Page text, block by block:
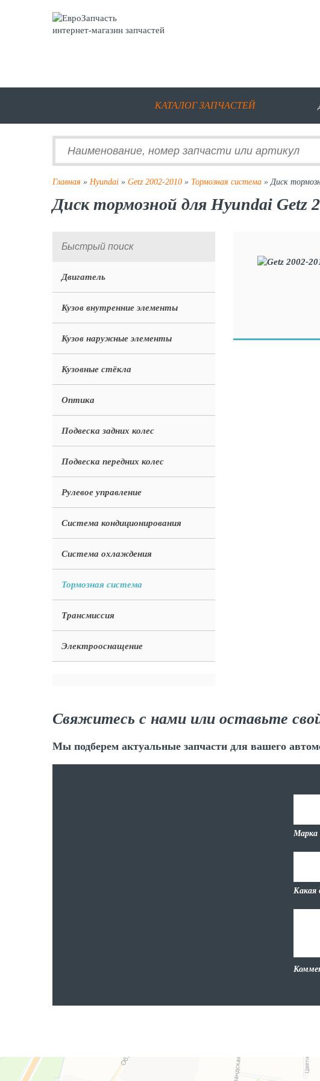
интернет-магазин запчастей
КАТАЛОГ ЗАПЧАСТЕЙ
Главная » Hyundai » Getz 2002-2010 » Тормозная система » Диск
Диск тормозной для Hyundai Getz
Двигатель
Кузов внутренние элементы
Кузов наружные элементы
Кузовные стёкла
Оптика
Подвеска задних колес
Подвеска передних колес
Рулевое управление
Система кондиционирования
Система охлаждения
Тормозная система
Трансмиссия
Электрооснащение
Свяжитесь с нами или оставьте
Мы подберем актуальные запчасти для вашего
Марка
Какая
Яндекс.Карты
Яндекс.Карты — поиск мест и адресов, городской транспорт